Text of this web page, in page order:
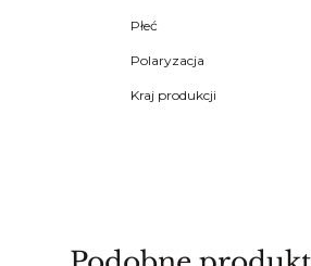
Płeć
Polaryzacja
Kraj produkcji